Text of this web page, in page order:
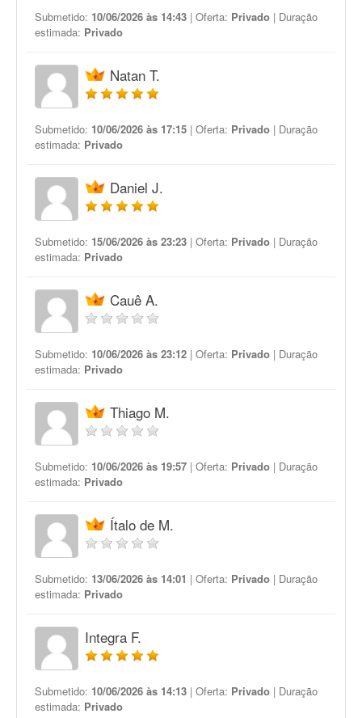
Submetido: 10/06/2026 às 14:43 | Oferta: Privado | Duração
estimada: Privado
Natan T.
Submetido: 10/06/2026 às 17:15 | Oferta: Privado | Duração
estimada: Privado
Daniel J.
Submetido: 15/06/2026 às 23:23 | Oferta: Privado | Duração
estimada: Privado
Cauê A.
Submetido: 10/06/2026 às 23:12 | Oferta: Privado | Duração
estimada: Privado
Thiago M.
Submetido: 10/06/2026 às 19:57 | Oferta: Privado | Duração
estimada: Privado
Ítalo de M.
Submetido: 13/06/2026 às 14:01 | Oferta: Privado | Duração
estimada: Privado
Integra F.
Submetido: 10/06/2026 às 14:13 | Oferta: Privado | Duração
estimada: Privado